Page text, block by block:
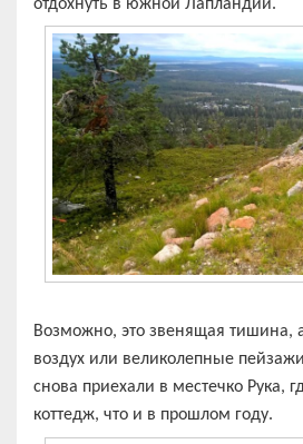
отдохнуть в южной Лапландии.
Возможно, это звенящая тишина,
воздух или великолепные
снова приехали в местечко Рука,
коттедж, что и в прошлом году.